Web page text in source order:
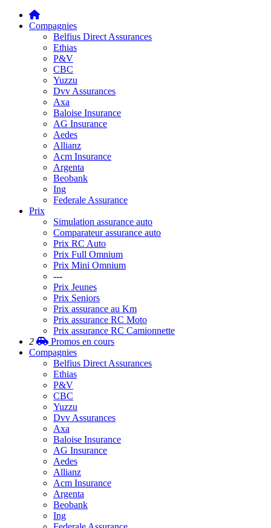
Compagnies
Belfius Direct Assurances
Ethias
P&V
CBC
Yuzzu
Dvv Assurances
Axa
Baloise Insurance
AG Insurance
Aedes
Allianz
Acm Insurance
Argenta
Beobank
Ing
Federale Assurance
Prix
Simulation assurance auto
Comparateur assurance auto
Prix RC Auto
Prix Full Omnium
Prix Mini Omnium
---
Prix Jeunes
Prix Seniors
Prix assurance au Km
Prix assurance RC Moto
Prix assurance RC Camionnette
2
Promos en cours
Compagnies
Belfius Direct Assurances
Ethias
P&V
CBC
Yuzzu
Dvv Assurances
Axa
Baloise Insurance
AG Insurance
Aedes
Allianz
Acm Insurance
Argenta
Beobank
Ing